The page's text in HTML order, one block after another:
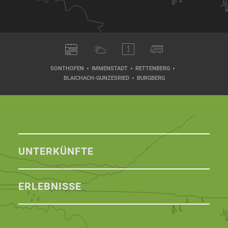
SONTHOFEN IMMENSTADT
RETTENBERG
BLAICHACH-GUNZESRIED
BURGBERG
UNTERKÜNFTE
ERLEBNISSE